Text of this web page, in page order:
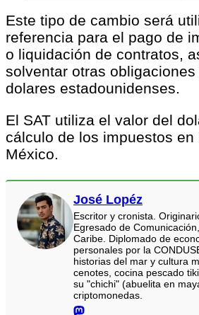
Este tipo de cambio será
referencia para el pago de
o liquidación de contratos,
solventar otras
dolares estadounidenses.
El SAT utiliza el valor del
cálculo de los impuestos en
México.
José Lopéz
Escritor y cronista.
Egresado de
Caribe. Diplomado de
personales por la
historias del mar y cultura
cenotes, cocina pescado
su "chichi" (abuelita en
criptomonedas.